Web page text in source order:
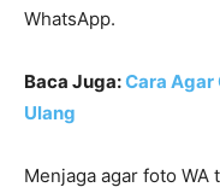
WhatsApp.
Baca Juga:Cara Agar
Ulang
Menjaga agar foto